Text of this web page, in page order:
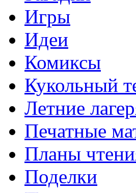
Игры
Идеи
Комиксы
Кукольный
Летние
Печатные
Планы
Поделки